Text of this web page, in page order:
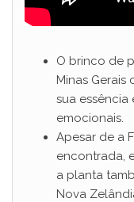
O brinco de
Minas
sua essência
emocionais.
Apesar de a
encontrada,
a planta
Nova